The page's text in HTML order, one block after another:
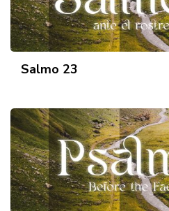
Salmo 23